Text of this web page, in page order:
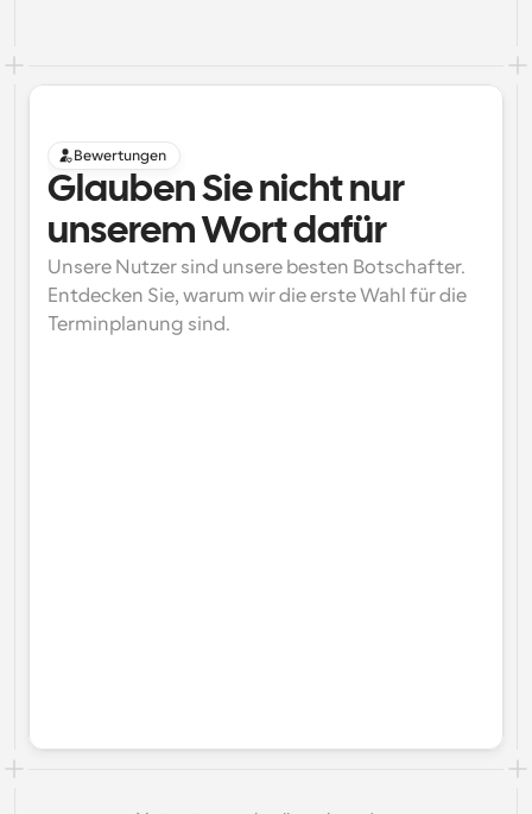
Bewertungen
Glauben Sie nicht nur
unserem Wort dafür
Unsere Nutzer sind unsere besten Botschafter.
Entdecken Sie, warum wir die erste Wahl für die
Terminplanung sind.